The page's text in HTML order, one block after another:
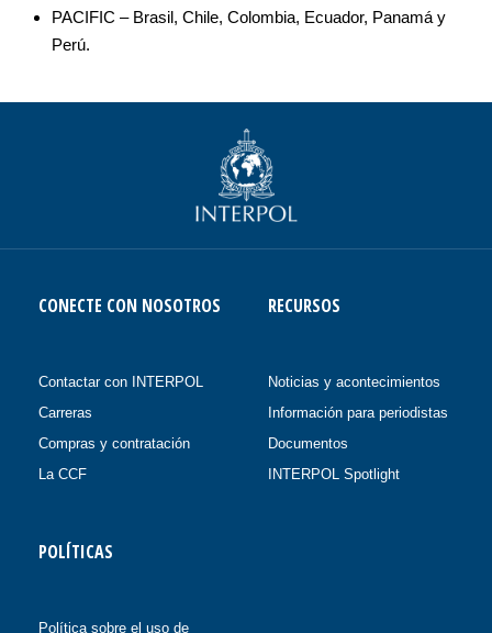
PACIFIC – Brasil, Chile, Colombia, Ecuador, Panamá y
Perú.
CONECTE CON NOSOTROS
Contactar con INTERPOL
Carreras
Compras y contratación
La CCF
RECURSOS
Noticias y acontecimientos
Información para periodistas
Documentos
INTERPOL Spotlight
POLÍTICAS
Política sobre el uso de